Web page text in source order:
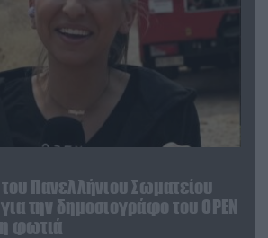
Πανελλήνιου Σωματείου
την δημοσιογράφο του OPEN
φωτιά